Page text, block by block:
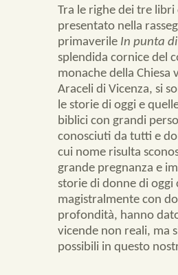
Tra le righe dei tre libri
presentato nella
primaverile In punta
splendida cornice del
monache della Chiesa
Araceli di Vicenza, si
le storie di oggi e
biblici con grandi
conosciuti da tutti e
cui nome risulta
grande pregnanza e
storie di donne di oggi
magistralmente con
profondità, hanno
vicende non reali, ma
possibili in questo